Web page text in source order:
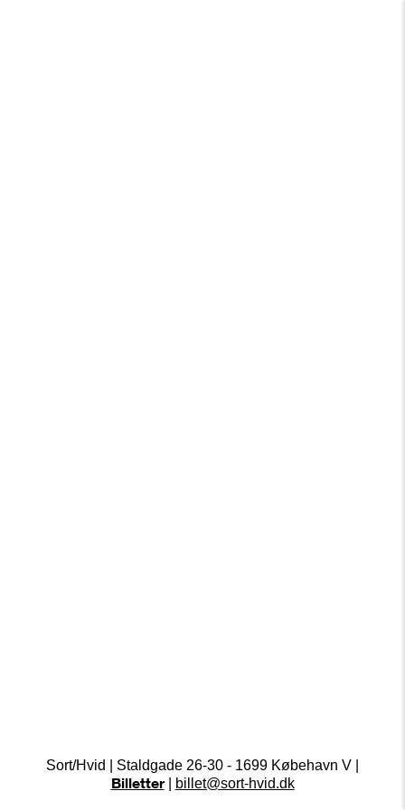
Sort/Hvid | Staldgade 26-30 - 1699 Købehavn V |
Billetter| billet@sort-hvid.dk